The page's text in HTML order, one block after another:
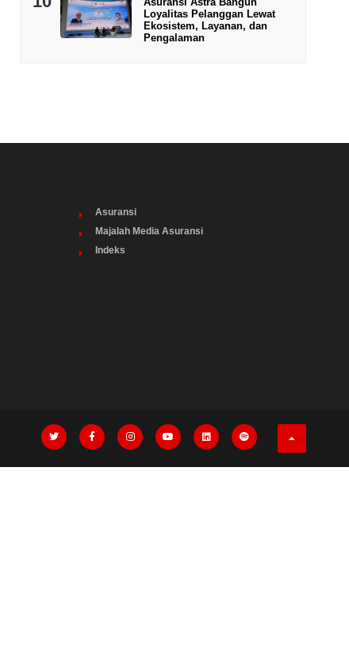
Loyalitas Pelanggan Lewat
Ekosistem, Layanan, dan
Pengalaman
Asuransi
Majalah Media Asuransi
Indeks